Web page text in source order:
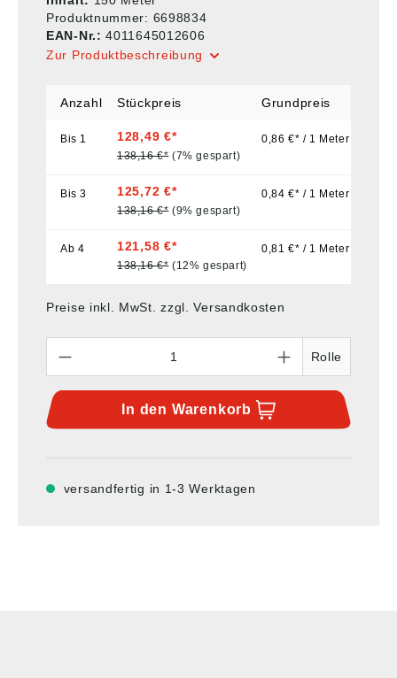
Produktnummer: 6698834
EAN-Nr.:4011645012606
Zur Produktbeschreibung
Anzahl Stückpreis Grundpreis
Bis 1 128,49 €*
138,16 €* (7% gespart)
0,86 €* / 1 Meter
Bis3 125,72 €*
138,16 €* (9% gespart)
0,84 €* / 1 Meter
Ab 4 121,58 €*
138,16 €* (12% gespart)
0,81 €* / 1 Meter
Preise inkl. MwSt. zzgl. Versandkosten
Rolle
In den Warenkorb
versandfertig in 1-3 Werktagen